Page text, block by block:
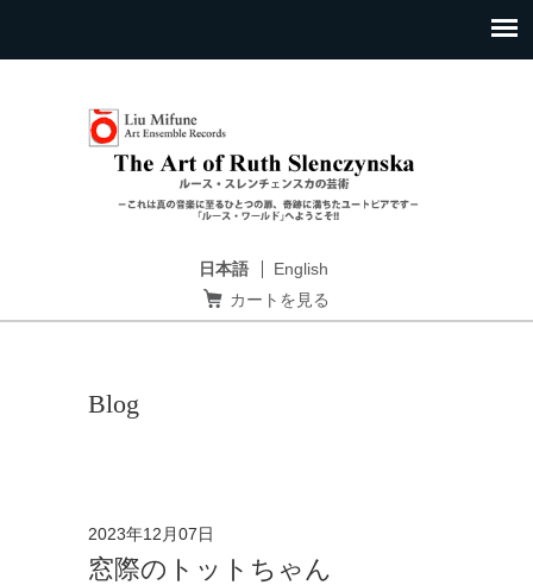
日本語
English
カートを見る
Blog
2023年12月07日
窓際のトットちゃん